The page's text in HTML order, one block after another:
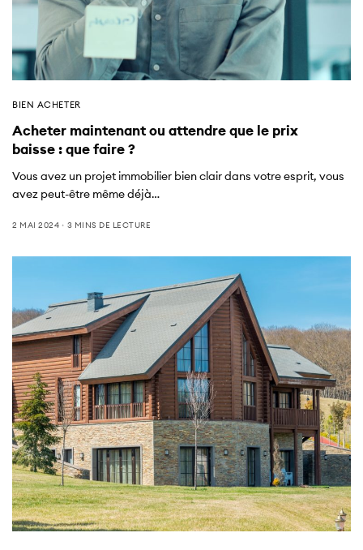
BIEN ACHETER
Acheter maintenant ou attendre que le prix
baisse : que faire ?
Vous avez un projet immobilier bien clair dans votre esprit, vous
avez peut-être même déjà…
2 MAI 2024 3 MINS DE LECTURE